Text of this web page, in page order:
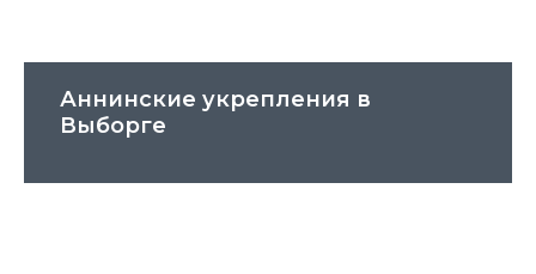
Аннинские укрепления в
Выборге